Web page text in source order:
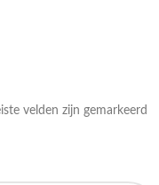
velden zijn gemarkeerd